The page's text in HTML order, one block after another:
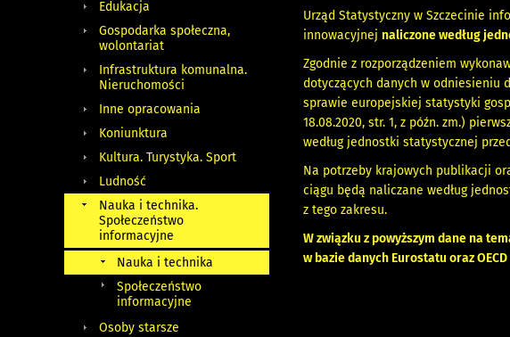
Urząd Statystyczny w Szczecinie
innowacyjnej naliczone według
Zgodnie z rozporządzeniem
dotyczących danych w odniesieniu
sprawie europejskiej statystyki
18.08.2020, str. 1, z późn. zm.)
według jednostki statystycznej
Na potrzeby krajowych publikacji
ciągu będą naliczane według
z tego zakresu.
W związku z powyższym dane na
w bazie danych Eurostatu oraz
Edukacja
Gospodarka społeczna,
wolontariat
Infrastruktura komunalna.
Nieruchomości
Inne opracowania
Koniunktura
Kultura. Turystyka. Sport
Ludność
Nauka i technika.
Społeczeństwo
informacyjne
Nauka i technika
Społeczeństwo
informacyjne
Osoby starsze